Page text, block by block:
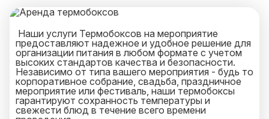
И специально для Вас мы закрепим персонального
менеджера, который оперативно ответит на
любой ваш запрос и будет на связи 25 часов в
сутки.
Наши услуги Термобоксов на мероприятие
предоставляют надежное и удобное решение для
организации питания в любом формате с учетом
высоких стандартов качества и безопасности.
Независимо от типа вашего мероприятия - будь то
корпоративное собрание, свадьба, праздничное
мероприятие или фестиваль, наши термобоксы
гарантируют сохранность температуры и
свежести блюд в течение всего времени